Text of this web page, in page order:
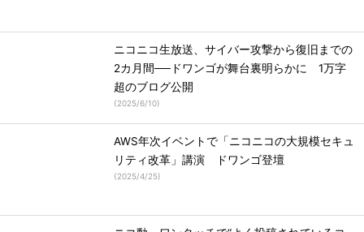
ニコニコ生放送、サイバー攻撃から復旧までの
2カ月間──ドワンゴが舞台裏明らかに 1万字
超のブログ公開
(2025/6/10)
AWS年次イベントで「ニコニコの大規模セキュ
リティ改革」講演 ドワンゴ登壇
(2025/4/25)